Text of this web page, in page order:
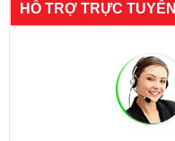
HỖ TRỢ TRỰC TUYẾN